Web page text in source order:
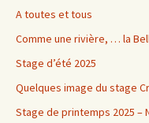
A toutes et tous
Comme une rivière, … la
Stage d’été 2025
Quelques image du stage
Stage de printemps 2025 –